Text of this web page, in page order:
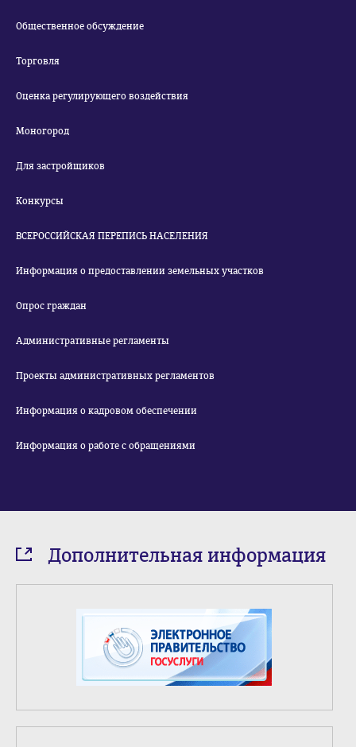
Общественное обсуждение
Торговля
Оценка регулирующего воздействия
Моногород
Для застройщиков
Конкурсы
ВСЕРОССИЙСКАЯ ПЕРЕПИСЬ НАСЕЛЕНИЯ
Информация о предоставлении земельных участков
Опрос граждан
Административные регламенты
Проекты административных регламентов
Информация о кадровом обеспечении
Информация о работе с обращениями
Дополнительная информация